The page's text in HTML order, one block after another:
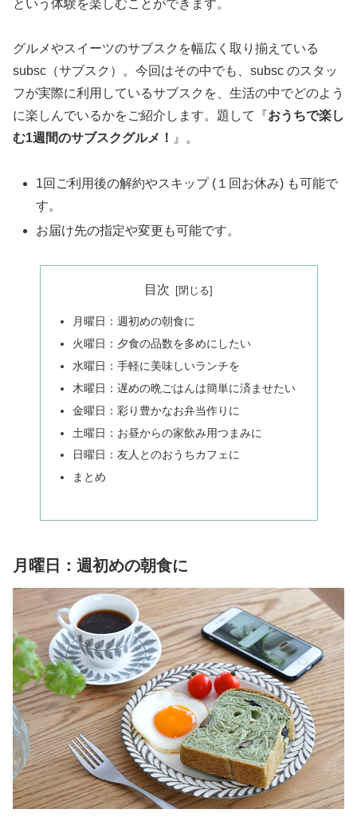
という体験を楽しむことができます。
グルメやスイーツのサブスクを幅広く取り揃えている
subsc（サブスク）。今回はその中でも、subsc のスタッ
フが実際に利用しているサブスクを、生活の中でどのよう
に楽しんでいるかをご紹介します。題して『おうちで楽し
む1週間のサブスクグルメ！ 』。
1回ご利用後の解約やスキップ (１回お休み) も可能で
す。
お届け先の指定や変更も可能です。
目次
月曜日：週初めの朝食に
火曜日：夕食の品数を多めにしたい
水曜日：手軽に美味しいランチを
木曜日：遅めの晩ごはんは簡単に済ませたい
金曜日：彩り豊かなお弁当作りに
土曜日：お昼からの家飲み用つまみに
日曜日：友人とのおうちカフェに
まとめ
月曜日：週初めの朝食に